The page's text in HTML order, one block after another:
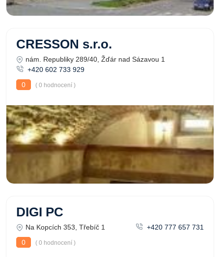
CRESSON s.r.o.
nám. Republiky 289/40, Žďár nad Sázavou 1
+420 602 733 929
0
( 0 hodnocení )
DIGI PC
Na Kopcích 353, Třebíč 1
+420 777 657 731
0
( 0 hodnocení )